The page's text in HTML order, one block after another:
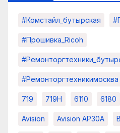
#комстайл_бутырская
#прошивка_Ricoh
#ремонторгтехникимосква
719 719H 6110 6180
Avision Avision AP30A